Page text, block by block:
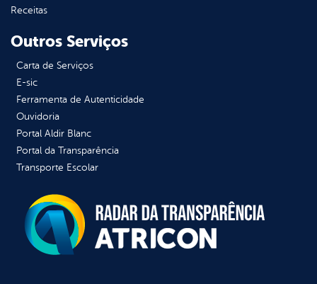
Receitas
Outros Serviços
Carta de Serviços
E-sic
Ferramenta de Autenticidade
Ouvidoria
Portal Aldir Blanc
Portal da Transparência
Transporte Escolar